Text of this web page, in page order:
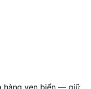
hàng ven biển — giữ